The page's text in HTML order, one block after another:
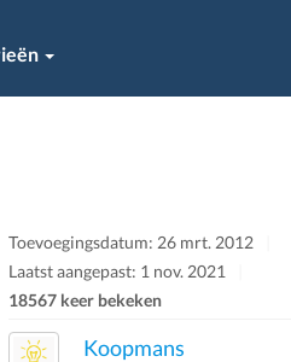
Toevoegingsdatum: 26 mrt. 2012
Laatst aangepast: 1 nov. 2021
18567 keer bekeken
Koopmans